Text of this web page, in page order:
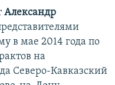
Александр
в мае 2014 года по
на
Северо-Кавказский